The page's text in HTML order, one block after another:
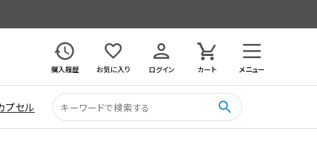
購入履歴
お気に入り ログイン カート メニュー
プセル search